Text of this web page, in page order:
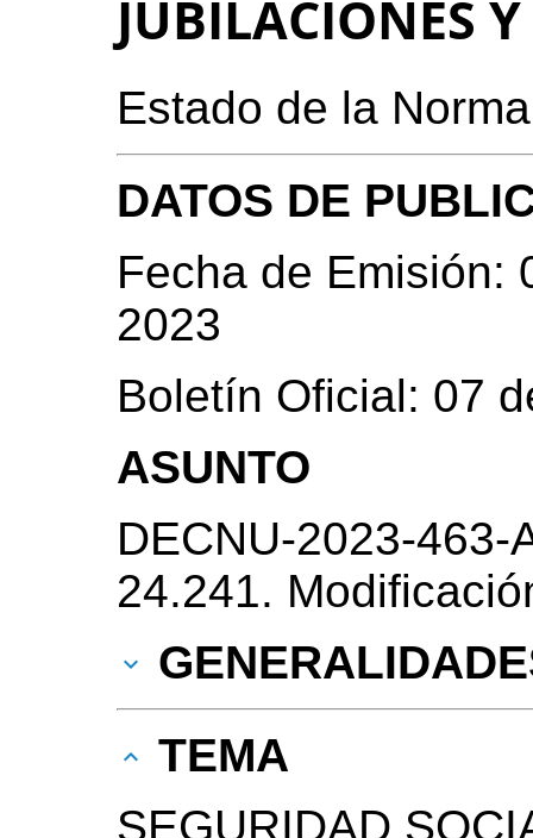
JUBILACIONES
Estado de la
DATOS DE
Fecha de Emisión:
2023
Boletín Oficial: 07
ASUNTO
DECNU-2023-463-
24.241.
TEMA
SEGURIDAD